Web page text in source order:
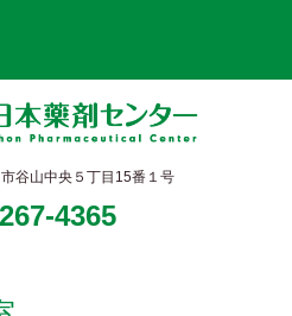
谷山中央５丁目15番１号
4365